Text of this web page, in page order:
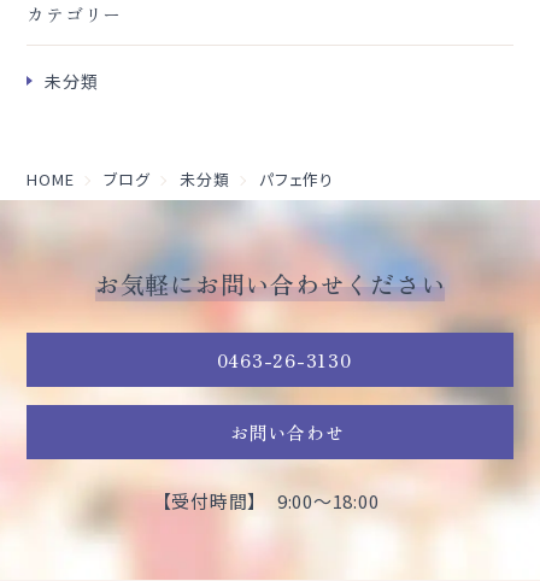
カテゴリー
未分類
HOME ブログ 未分類 パフェ作り
お気軽にお問い合わせください
0463-26-3130
お問い合わせ
【受付時間】 9:00～18:00